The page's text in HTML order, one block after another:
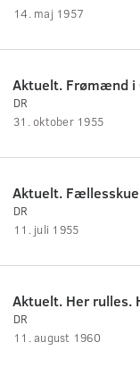
14. maj 1957
Aktuelt. Frømænd i
DR
31. oktober 1955
Aktuelt.
DR
11. juli 1955
Aktuelt. Her rulles.
DR
11. august 1960